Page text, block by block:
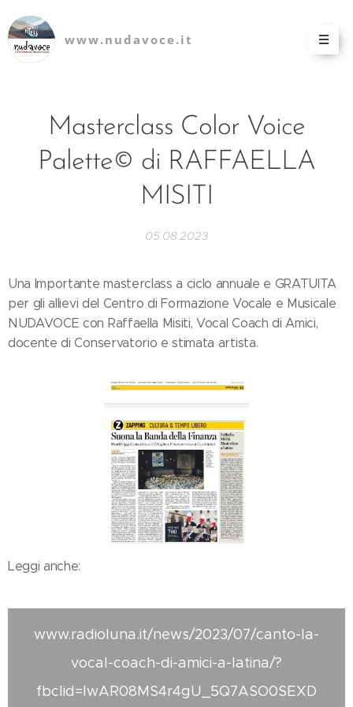
www.nudavoce.it
Masterclass Color Voice
Palette© di RAFFAELLA
MISITI
05.08.2023
Una Importante masterclass a ciclo annuale e GRATUITA
per gli allievi del Centro di Formazione Vocale e Musicale
NUDAVOCE con Raffaella Misiti, Vocal Coach di Amici,
docente di Conservatorio e stimata artista.
Leggi anche:
www.radioluna.it/news/2023/07/canto-la-
vocal-coach-di-amici-a-latina/?
fbclid=IwAR08MS4r4gU_5Q7ASO0SEXD